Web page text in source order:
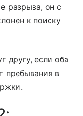
разрыва, он с
к поиску
другу, если оба
пребывания в